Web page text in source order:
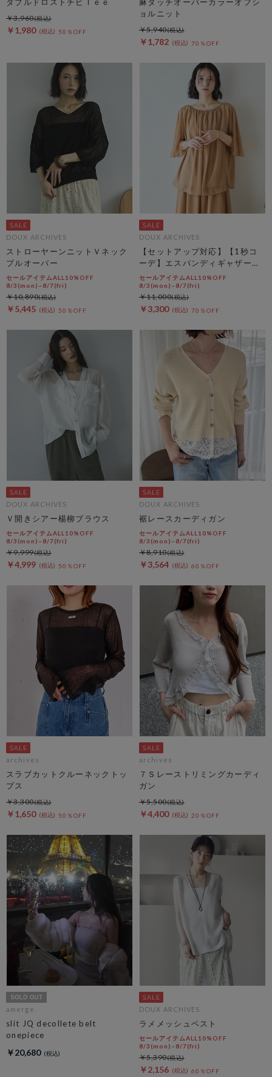
￥1,980 50％OFF
￥3,960
ョルニット
￥1,782 70％OFF
￥5,940
DOUX ARCHIVES
ストローヤーンニットＶネック
プルオーバー
セールアイテムALL10%OFF
8/3(mon)~8/7(fri)
￥5,445 50％OFF
￥10,890
DOUX ARCHIVES
【セットアップ対応】【1秒コ
ーデ】エスパンディギャザーブ
ラウス
セールアイテムALL10%OFF
8/3(mon)~8/7(fri)
￥3,300 70％OFF
￥11,000
DOUX ARCHIVES
Ｖ開きシアー楊柳ブラウス
セールアイテムALL10%OFF
8/3(mon)~8/7(fri)
￥4,999 50％OFF
￥9,999
DOUX ARCHIVES
裾レースカーディガン
セールアイテムALL10%OFF
8/3(mon)~8/7(fri)
￥3,564 60％OFF
￥8,910
archives
スラブカットクルーネックトッ
プス
￥1,650 50％OFF
￥3,300
archives
７Ｓレーストリミングカーディ
ガン
￥4,400 20％OFF
￥5,500
amerge.
slit JQ decollete belt
onepiece
￥20,680
DOUX ARCHIVES
ラメメッシュベスト
セールアイテムALL10%OFF
8/3(mon)~8/7(fri)
￥2,156 60％OFF
￥5,390